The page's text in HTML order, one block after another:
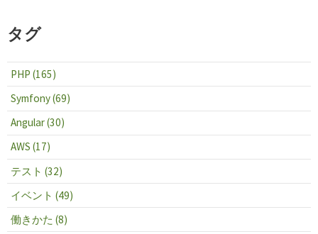
タグ
PHP (165)
Symfony (69)
Angular (30)
AWS (17)
テスト (32)
イベント (49)
働きかた (8)